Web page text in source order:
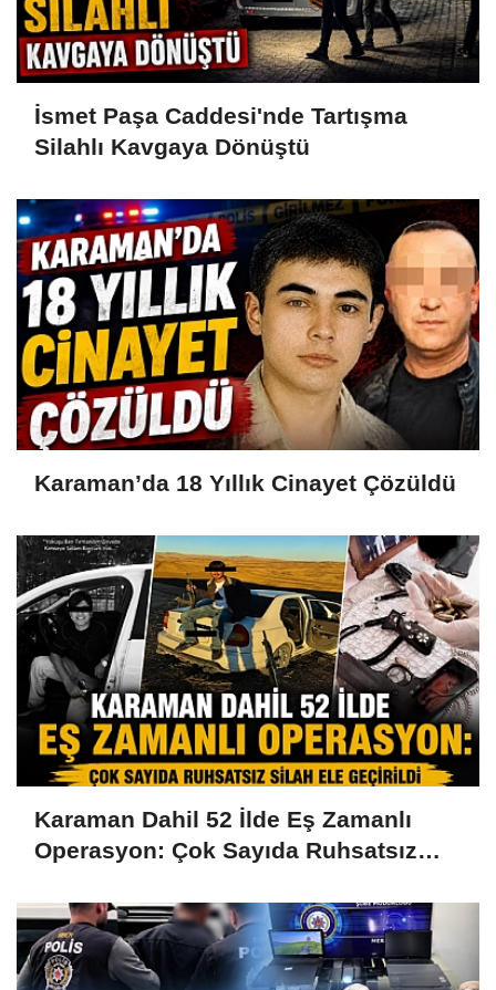
İsmet Paşa Caddesi'nde Tartışma
Silahlı Kavgaya Dönüştü
Karaman’da 18 Yıllık Cinayet Çözüldü
Karaman Dahil 52 İlde Eş Zamanlı
Operasyon: Çok Sayıda Ruhsatsız